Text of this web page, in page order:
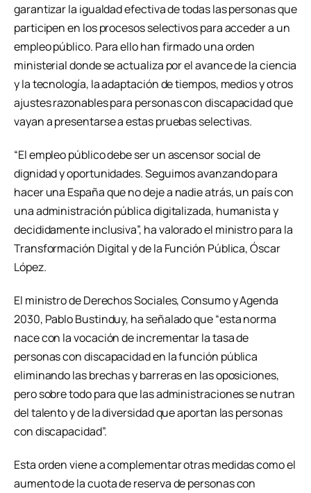
garantizar la igualdad efectiva de todas las personas que
participen en los procesos selectivos para acceder a un
empleo público. Para ello han firmado una orden
ministerial donde se actualiza por el avance de la ciencia
y la tecnología, la adaptación de tiempos, medios y otros
ajustes razonables para personas con discapacidad que
vayan a presentarse a estas pruebas selectivas.
“El empleo público debe ser un ascensor social de
dignidad y oportunidades. Seguimos avanzando para
hacer una España que no deje a nadie atrás, un país con
una administración pública digitalizada, humanista y
decididamente inclusiva”, ha valorado el ministro para la
Transformación Digital y de la Función Pública, Óscar
López.
El ministro de Derechos Sociales, Consumo y Agenda
2030, Pablo Bustinduy, ha señalado que “esta norma
nace con la vocación de incrementar la tasa de
personas con discapacidad en la función pública
eliminando las brechas y barreras en las oposiciones,
pero sobre todo para que las administraciones se nutran
del talento y de la diversidad que aportan las personas
con discapacidad”.
Esta orden viene a complementar otras medidas como el
aumento de la cuota de reserva de personas con